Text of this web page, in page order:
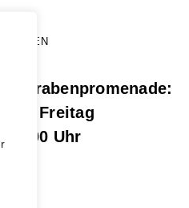
Grabenpromenade:
bis Freitag
17.00 Uhr